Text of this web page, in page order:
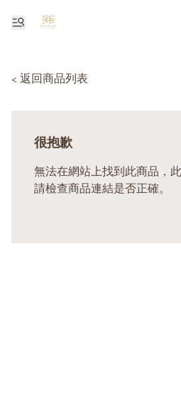
< 返回商品列表
很抱歉
無法在網站上找到此商品，
請檢查商品連結是否正確。